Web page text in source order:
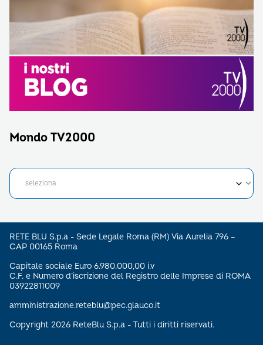
Mondo TV2000
RETE BLU S.p.a - Sede Legale Roma (RM) Via Aurelia 796 –
CAP 00165 Roma
Capitale sociale Euro 6.980.000,00 i.v
C.F. e Numero d’iscrizione del Registro delle Imprese di ROMA
03922811009
amministrazione.reteblu@pec.glauco.it
Copyright 2026 ReteBlu S.p.a - Tutti i diritti riservati.